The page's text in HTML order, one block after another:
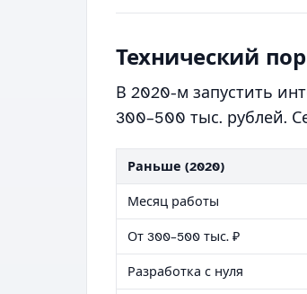
Технический
В 2020-м запустить
300–500 тыс. рублей.
Раньше (2020)
Месяц работы
От 300–500 тыс. ₽
Разработка с нуля